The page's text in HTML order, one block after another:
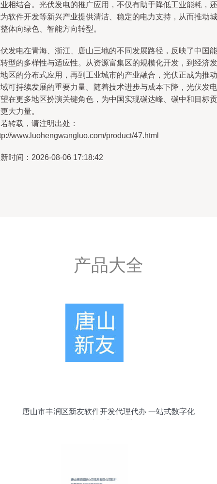
相结合。光伏发电的推广应用，不仅有助于降低工业能耗，还
软件开发等新兴产业提供清洁、稳定的电力支持，从而推动城
体向绿色、智能方向转型。
发电在青海、浙江、唐山三地的不同发展路径，反映了中国能
型的多样性与适应性。从资源富集区的规模化开发，到经济发
区的分布式应用，再到工业城市的产业融合，光伏正成为推动
可持续发展的重要力量。随着技术进步与成本下降，光伏发电
在更多地区扮演关键角色，为中国实现碳达峰、碳中和目标贡
大力量。
转载，请注明出处：
www.luohengwangluo.com/product/47.html
时间：2026-08-06 17:18:42
产品大全
唐山市丰润区新友软件开发代理代办 一站式数字化